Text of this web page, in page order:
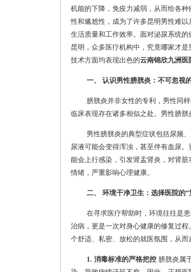
机能的下降，免疫力减弱，从而给各
性和尴尬性，成为了许多昆明男性难
生活质量和工作效率。面对泌尿系统
昆明，众多医疗机构中，究竟哪家才
技术方面均表现出色的云南锦欣九洲医
一、 认识男性膀胱炎：不可忽视
膀胱炎并非女性的专利，男性同
临床表现存在诸多相似之处。男性膀
男性膀胱炎的典型症状包括尿频
尿液可能会变得浑浊，甚至伴有血尿
能会上行感染，引发肾盂肾炎，对肾
情绪，严重影响心理健康。
二、 环境干净卫生：选择医院的“
在寻求医疗帮助时，环境往往是
治病，更是一次对身心健康的修复过
个舒适、私密、放松的就医氛围，从而
1. 消毒标准的严格把控 膀胱炎属